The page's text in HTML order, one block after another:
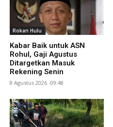
Rokan Hulu
Kabar Baik untuk ASN
Rohul, Gaji Agustus
Ditargetkan Masuk
Rekening Senin
8 Agustus 2026 -09:48